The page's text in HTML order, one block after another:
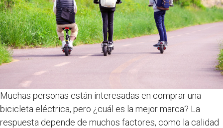
Muchas personas están interesadas en comprar una
bicicleta eléctrica, pero ¿cuál es la mejor marca? La
respuesta depende de muchos factores, como la calidad